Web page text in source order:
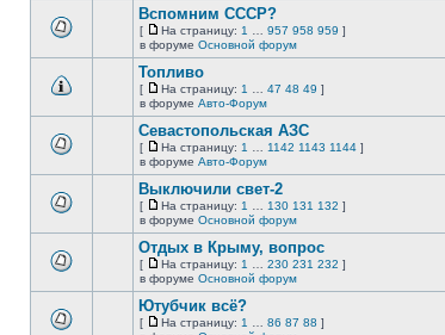
непрочитанных
сообщений.
непрочитанных
сообщений.
этой
непрочитанных
сообщений.
Вспомним СССР?
[
На
страницу
На страницу: 1 957 958 959 ]
в форуме Основной форум
этой
непрочитанных
сообщений.
Топливо
[
На
страницу
На страницу: 1 47 48 49 ]
в форуме Авто-Форум
этой
непрочитанных
сообщений.
Севастопольская АЗС
[
На
страницу
На страницу: 1 1142 1143 1144 ]
в форуме Авто-Форум
этой
непрочитанных
сообщений.
Выключили свет-2
[
На
страницу
На страницу: 1 130 131 132 ]
в форуме Основной форум
этой
Отдых в Крыму, вопрос
[
На
страницу
На страницу: 1 230 231 232 ]
в форуме Основной форум
Ютубчик всё?
[
На страницу: 1 86 87 88 ]